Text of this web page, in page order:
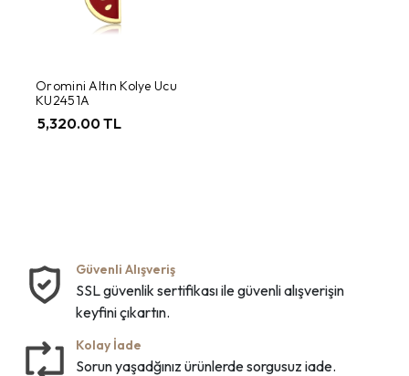
Oromini Altın Kolye Ucu
KU2451A
5,320.00 TL
Güvenli Alışveriş
SSL güvenlik sertifikası ile güvenli alışverişin
keyfini çıkartın.
Kolay İade
Sorun yaşadğınız ürünlerde sorgusuz iade.